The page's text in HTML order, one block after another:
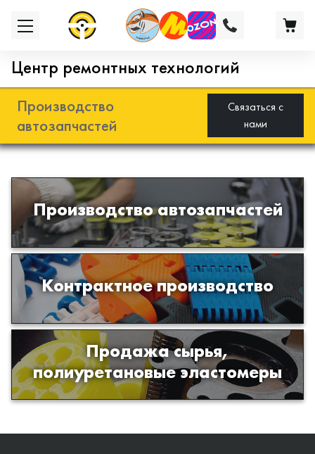
Центр ремонтных технологий
Производство
автозапчастей
Связаться с
нами
Производство автозапчастей
Разработка и производство деталей
из эластомеров для подвески
автомобиля
Контрактное производство
Производство изделий из пластиков
и полимеров по образцам либо
чертежам заказчика
Продажа сырья,
полиуретановые эластомеры
Продажа сырья для производства
изделий из полиуретана